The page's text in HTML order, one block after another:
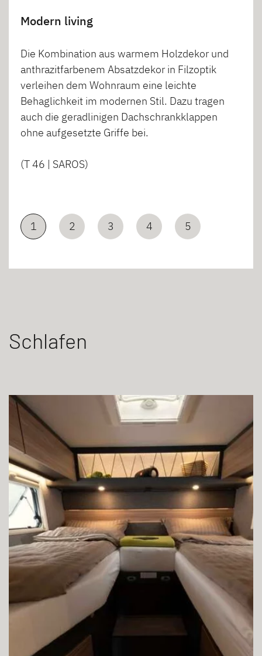
Modern living
Die Kombination aus warmem Holzdekor und
anthrazitfarbenem Absatzdekor in Filzoptik
verleihen dem Wohnraum eine leichte
Behaglichkeit im modernen Stil. Dazu tragen
auch die geradlinigen Dachschrankklappen
ohne aufgesetzte Griffe bei.
(T 46 | SAROS)
1 2 3 4 5
Schlafen